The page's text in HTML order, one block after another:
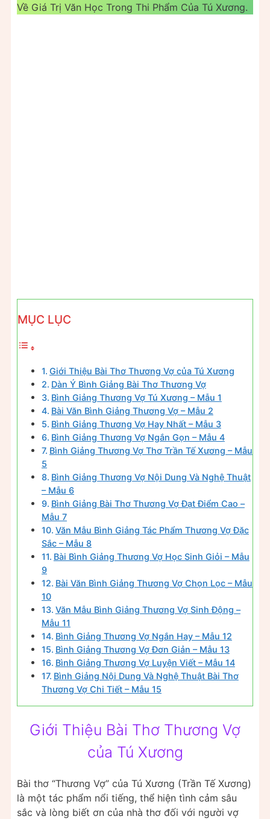
Về Giá Trị Văn Học Trong Thi Phẩm Của Tú Xương.
MỤC LỤC
Giới Thiệu Bài Thơ Thương Vợ của Tú Xương
Dàn Ý Bình Giảng Bài Thơ Thương Vợ
Bình Giảng Thương Vợ Tú Xương – Mẫu 1
Bài Văn Bình Giảng Thương Vợ – Mẫu 2
Bình Giảng Thương Vợ Hay Nhất – Mẫu 3
Bình Giảng Thương Vợ Ngắn Gọn – Mẫu 4
Bình Giảng Thương Vợ Thơ Trần Tế Xương – Mẫu
5
Bình Giảng Thương Vợ Nội Dung Và Nghệ Thuật
– Mẫu 6
Bình Giảng Bài Thơ Thương Vợ Đạt Điểm Cao –
Mẫu 7
Văn Mẫu Bình Giảng Tác Phẩm Thương Vợ Đặc
Sắc – Mẫu 8
Bài Bình Giảng Thương Vợ Học Sinh Giỏi – Mẫu
9
Bài Văn Bình Giảng Thương Vợ Chọn Lọc – Mẫu
10
Văn Mẫu Bình Giảng Thương Vợ Sinh Động –
Mẫu 11
Bình Giảng Thương Vợ Ngắn Hay – Mẫu 12
Bình Giảng Thương Vợ Đơn Giản – Mẫu 13
Bình Giảng Thương Vợ Luyện Viết – Mẫu 14
Bình Giảng Nội Dung Và Nghệ Thuật Bài Thơ
Thương Vợ Chi Tiết – Mẫu 15
Giới Thiệu Bài Thơ Thương Vợ
của Tú Xương
Bài thơ “Thương Vợ” của Tú Xương (Trần Tế Xương)
là một tác phẩm nổi tiếng, thể hiện tình cảm sâu
sắc và lòng biết ơn của nhà thơ đối với người vợ